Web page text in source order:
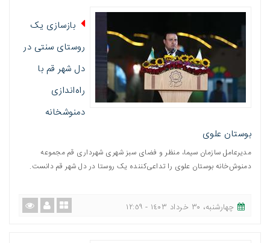
بازسازی یک
روستای سنتی در
دل شهر قم با
راه‌اندازی
دمنوشخانه
بوستان علوی
مدیرعامل سازمان سیما، منظر و فضای سبز شهری شهرداری قم مجموعه
دمنوش‌خانه بوستان علوی را تداعی‌کننده یک روستا در دل شهر قم دانست.
چهارشنبه، ٣٠ خرداد ١٤٠٣ - ١٢:٥٩